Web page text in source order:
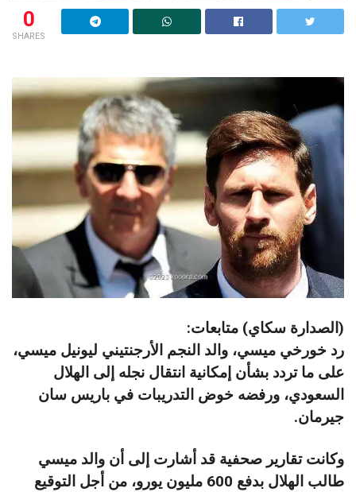
0
SHARES
(الصدارة سكاي) متابعات:
رد خورخي ميسي، والد النجم الأرجنتيني ليونيل ميسي،
على ما تردد بشأن إمكانية انتقال نجله إلى الهلال
السعودي، ورفضه خوض التدريبات في باريس سان
جيرمان.
وكانت تقارير صحفية قد أشارت إلى أن والد ميسي
طالب الهلال بدفع 600 مليون يورو، من أجل التوقيع